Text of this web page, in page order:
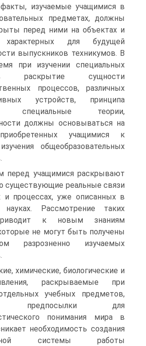
изучаемые учащимися в
предметах, должны
перед ними на объектах и
характерных для будущей
выпускников техникумов. В
при изучении специальных
раскрытие сущности
процессов, различных
устройств, принципа
специальные теории,
должны основываться на
учащимися к
общеобразовательных
перед учащимися раскрывают
существующие реальные связи
и процессах, уже описанных в
науках. Рассмотрение таких
к новым знаниям
не могут быть получены
разрозненно изучаемых
химические, биологические и
раскрываемые при
учебных предметов,
предпосылки для
понимания мира в
необходимость создания
системы работы